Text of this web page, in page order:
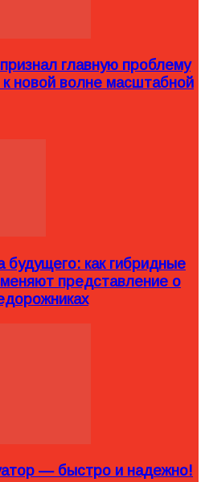
главную проблему
к новой волне масштабной
будущего: как гибридные
представление о
— быстро и надежно!